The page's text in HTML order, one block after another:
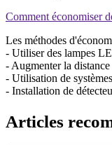
Comment économiser
Les méthodes
- Utiliser des lampes
- Augmenter la
- Utilisation de
- Installation de
Articles